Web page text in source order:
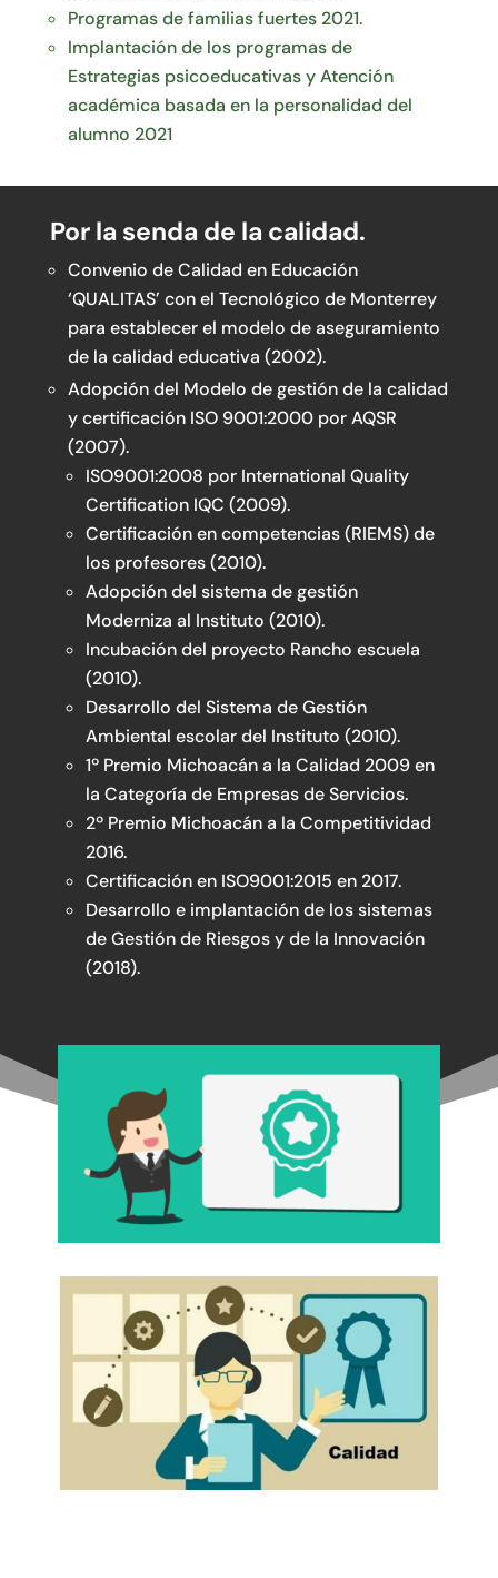
Programas de familias fuertes 2021.
Implantación de los programas de
Estrategias psicoeducativas y Atención
académica basada en la personalidad del
alumno 2021
Por la senda de la calidad.
Convenio de Calidad en Educación
‘QUALITAS’ con el Tecnológico de Monterrey
para establecer el modelo de aseguramiento
de la calidad educativa (2002).
Adopción del Modelo de gestión de la calidad
y certificación ISO 9001:2000 por AQSR
(2007).
ISO9001:2008 por International Quality
Certification IQC (2009).
Certificación en competencias (RIEMS) de
los profesores (2010).
Adopción del sistema de gestión
Moderniza al Instituto (2010).
Incubación del proyecto Rancho escuela
(2010).
Desarrollo del Sistema de Gestión
Ambiental escolar del Instituto (2010).
1º Premio Michoacán a la Calidad 2009 en
la Categoría de Empresas de Servicios.
2º Premio Michoacán a la Competitividad
2016.
Certificación en ISO9001:2015 en 2017.
Desarrollo e implantación de los sistemas
de Gestión de Riesgos y de la Innovación
(2018).